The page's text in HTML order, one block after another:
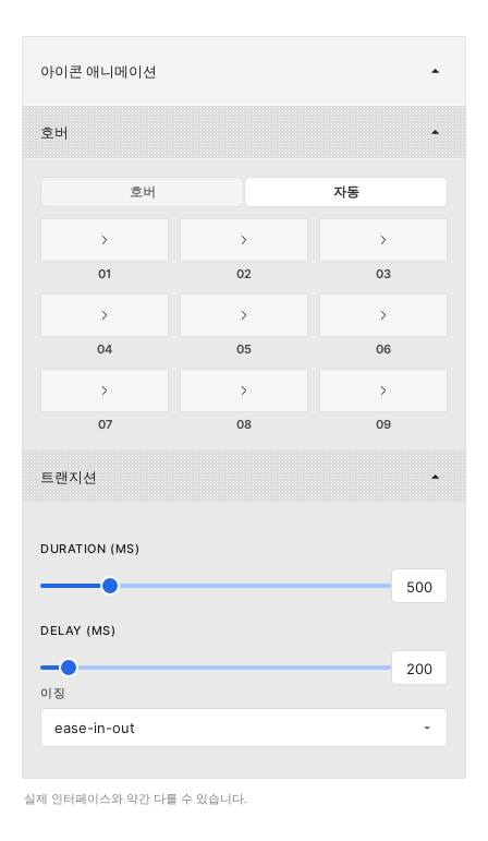
아이콘 애니메이션
호버
호버 자동
01 02 03
04 05 06
07 08 09
트랜지션
DURATION (MS)
500
DELAY (MS)
200
이징
ease-in-out
실제 인터페이스와 약간 다를 수 있습니다.